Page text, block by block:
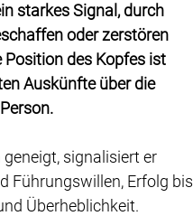
starkes Signal, durch
oder zerstören
Position des Kopfes ist
Auskünfte über die
signalisiert er
Führungswillen, Erfolg bis
Überheblichkeit.